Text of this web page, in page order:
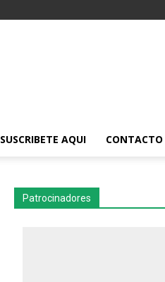
SUSCRIBETE AQUI CONTACTO
Patrocinadores